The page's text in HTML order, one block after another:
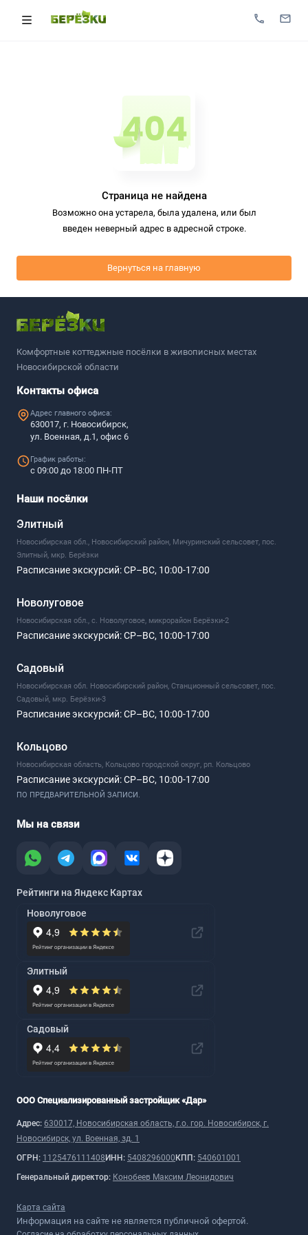
Страница не найдена
Возможно она устарела, была удалена, или был
введен неверный адрес в адресной строке.
Вернуться на главную
Комфортные коттеджные посёлки в живописных местах
Новосибирской области
Контакты офиса
Адрес главного офиса:
630017, г. Новосибирск,
ул. Военная, д.1, офис 6
График работы:
с 09:00 до 18:00 ПН-ПТ
Наши посёлки
Элитный
Новосибирская обл., Новосибирский район, Мичуринский сельсовет, пос.
Элитный, мкр. Берёзки
Расписание экскурсий:СР–ВС, 10:00-17:00
Новолуговое
Новосибирская обл., с. Новолуговое, микрорайон Берёзки-2
Расписание экскурсий:СР–ВС, 10:00-17:00
Садовый
Новосибирская обл. Новосибирский район, Станционный сельсовет, пос.
Садовый, мкр. Берёзки-3
Расписание экскурсий:СР–ВС, 10:00-17:00
Кольцово
Новосибирская область, Кольцово городской округ, рп. Кольцово
Расписание экскурсий:СР–ВС, 10:00-17:00
ПО ПРЕДВАРИТЕЛЬНОЙ ЗАПИСИ.
Мы на связи
Рейтинги на Яндекс Картах
Новолуговое
Элитный
Садовый
ООО Специализированный застройщик «Дар»
Адрес: 630017, Новосибирская область, г.о. гор. Новосибирск, г.
Новосибирск, ул. Военная, зд. 1
ОГРН: 1125476111408 ИНН: 5408296000 КПП: 540601001
Генеральный директор: Конобеев Максим Леонидович
Карта сайта
Информация на сайте не является публичной офертой.